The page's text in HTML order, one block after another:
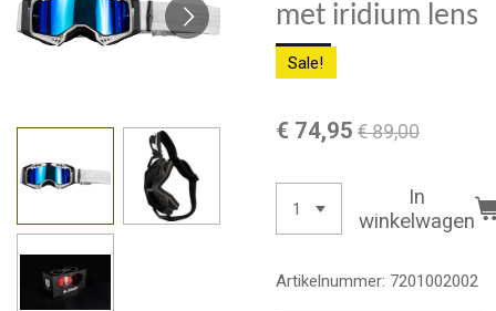
met iridium lens
Sale!
€ 74,95 € 89,00
In
winkelwagen
Artikelnummer: 7201002002